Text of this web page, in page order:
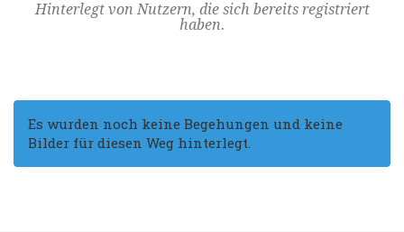
Hinterlegt von Nutzern, die sich bereits registriert
haben.
Es wurden noch keine Begehungen und keine
Bilder für diesen Weg hinterlegt.